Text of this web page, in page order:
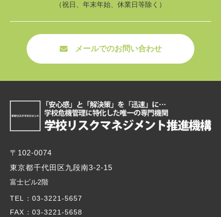
（祝日、年末年始、休業日等除く）
メールでのお問い合わせ
〒102-0074
東京都千代田区九段南3-2-15
富士ビル2階
TEL ：03-3221-5657
FAX ：03-3221-5658